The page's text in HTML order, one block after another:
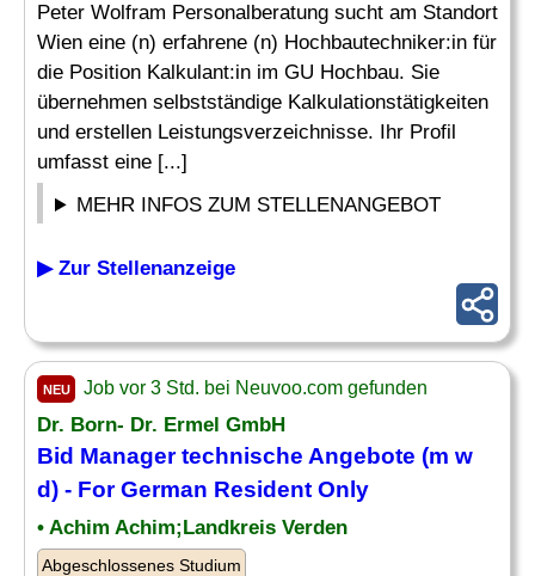
Peter Wolfram Personalberatung sucht am Standort
Wien eine (n) erfahrene (n) Hochbautechniker:in für
die Position Kalkulant:in im GU Hochbau. Sie
übernehmen selbstständige Kalkulationstätigkeiten
und erstellen Leistungsverzeichnisse. Ihr Profil
umfasst eine [...]
MEHR INFOS ZUM STELLENANGEBOT
▶ Zur Stellenanzeige
NEU Job vor 3 Std. bei Neuvoo.com gefunden
Dr. Born- Dr. Ermel GmbH
Bid Manager technische Angebote (m w
d) - For German Resident Only
• Achim Achim;Landkreis Verden
Abgeschlossenes Studium